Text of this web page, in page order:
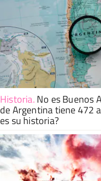
Historia.No es Buenos
de Argentina tiene 472
es su historia?